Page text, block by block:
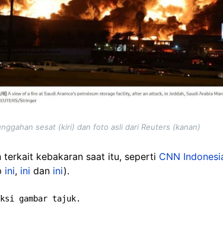
sesat (kiri) dan foto asli dari Reuters (kanan)
terkait kebakaran saat itu, seperti CNN
ini, ini dan ini).
gambar tajuk.